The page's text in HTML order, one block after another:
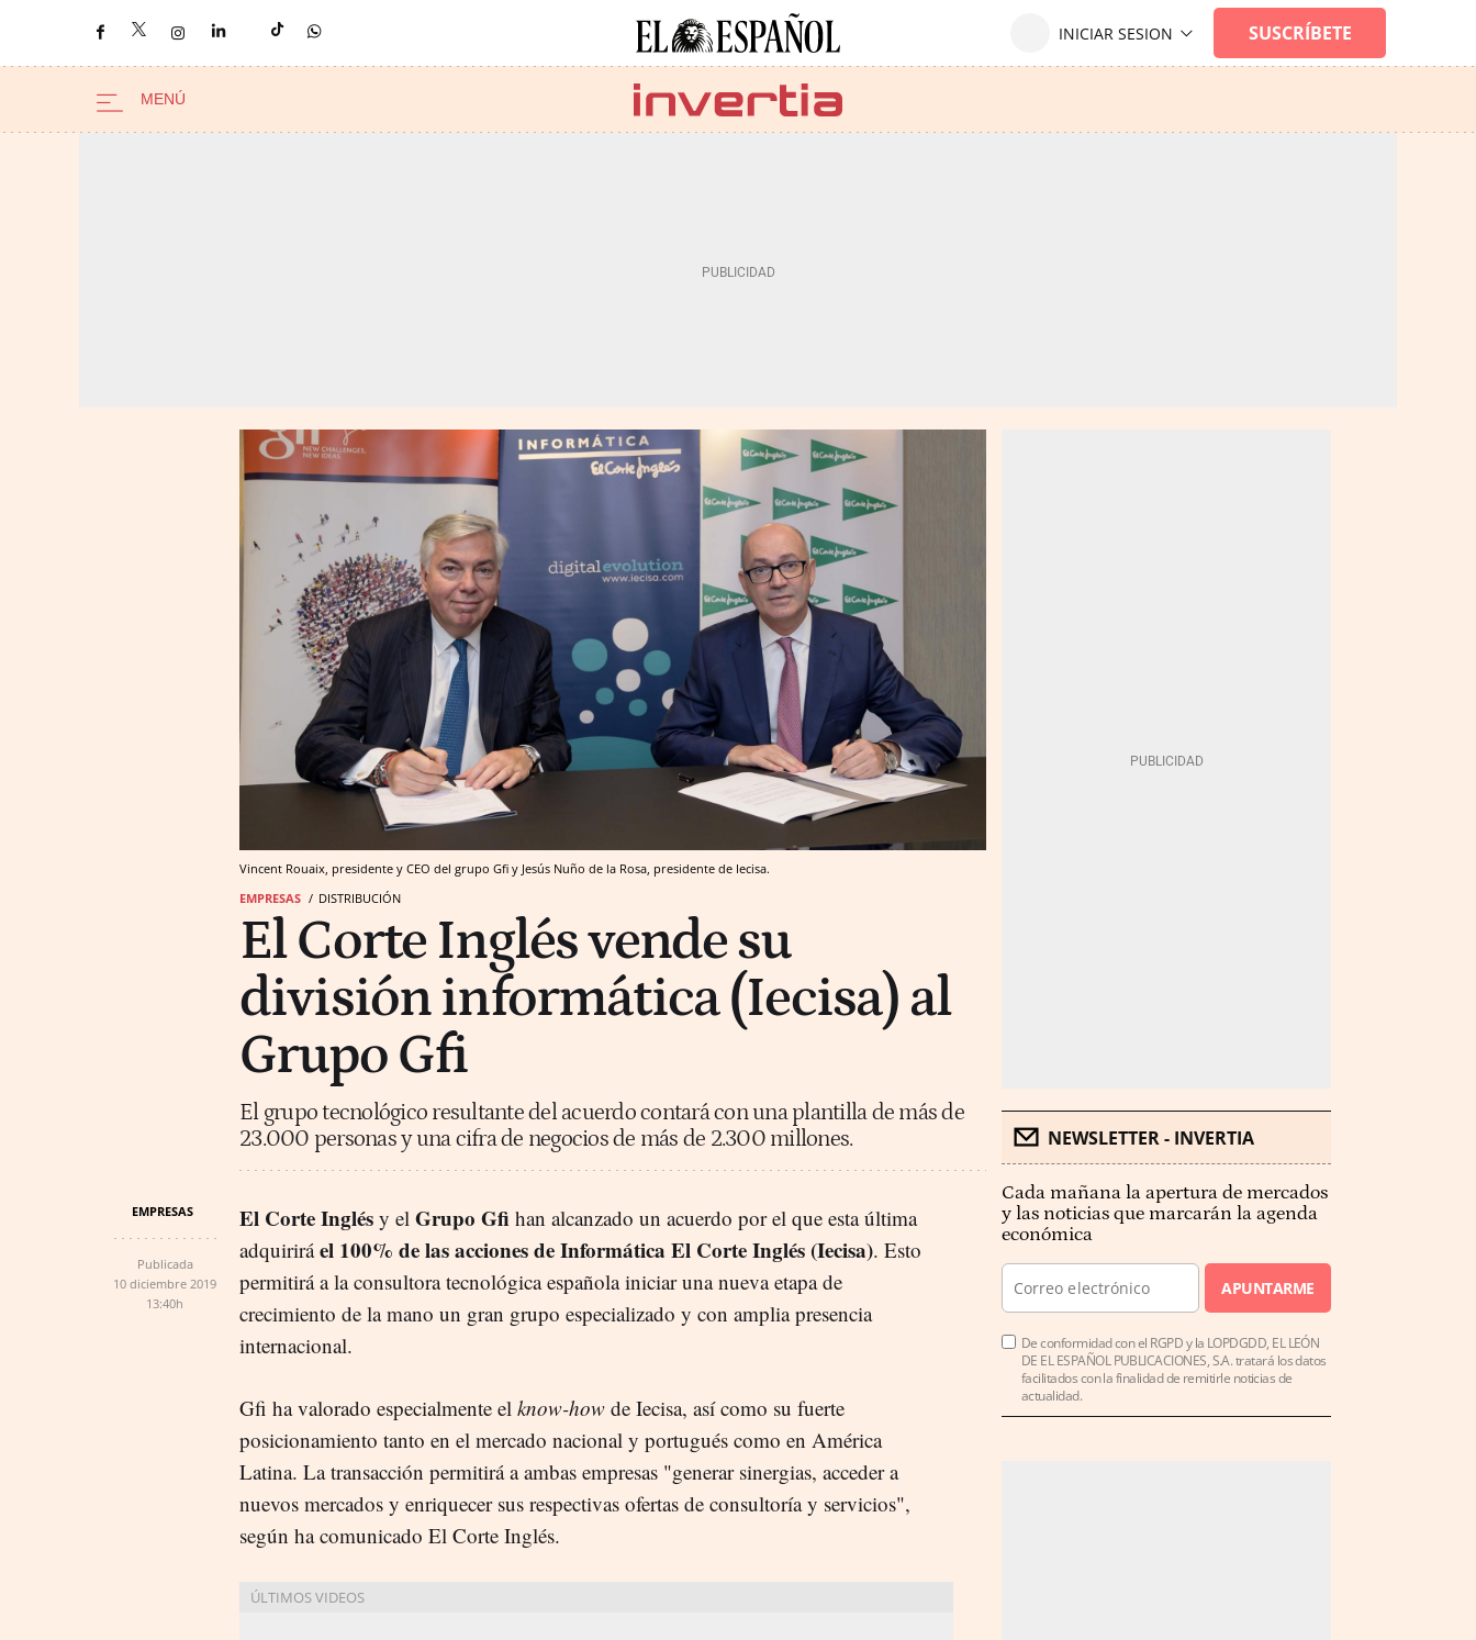
Vincent Rouaix, presidente y CEO del grupo Gfi y Jesús Nuño de la Rosa, presidente de Iecisa.
EMPRESAS
DISTRIBUCIÓN
El Corte Inglés vende su
división informática (Iecisa) al
Grupo Gfi
El grupo tecnológico resultante del acuerdo contará con una plantilla de más de
23.000 personas y una cifra de negocios de más de 2.300 millones.
EMPRESAS
Publicada
10 diciembre 2019
13:40h
El Corte Inglés y el Grupo Gfi han alcanzado un acuerdo por el que esta última
adquiriráel 100% de las acciones de Informática El Corte Inglés (Iecisa). Esto
permitirá a la consultora tecnológica española iniciar una nueva etapa de
crecimiento de la mano un gran grupo especializado y con amplia presencia
internacional.
Gfi ha valorado especialmente el know-how de Iecisa, así como su fuerte
posicionamiento tanto en el mercado nacional y portugués como en América
Latina. La transacción permitirá a ambas empresas "generar sinergias, acceder a
nuevos mercados y enriquecer sus respectivas ofertas de consultoría y servicios",
según ha comunicado El Corte Inglés.
NEWSLETTER - INVERTIA
Cada mañana la apertura de mercados
y las noticias que marcarán la agenda
económica
APUNTARME
De conformidad con el RGPD y la LOPDGDD, EL LEÓN
DE EL ESPAÑOL PUBLICACIONES, S.A. tratará los datos
facilitados con la finalidad de remitirle noticias de
actualidad.